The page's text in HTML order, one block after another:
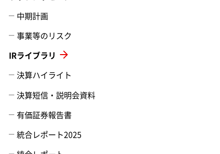
中期計画
事業等のリスク
IRライブラリ
決算ハイライト
決算短信・説明会資料
有価証券報告書
統合レポート2025